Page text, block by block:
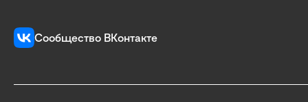
Сообщество ВКонтакте